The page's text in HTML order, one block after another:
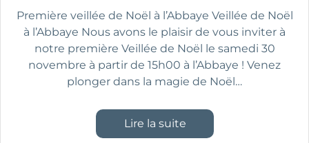
Première veillée de Noël à l’Abbaye Veillée de Noël
à l’Abbaye Nous avons le plaisir de vous inviter à
notre première Veillée de Noël le samedi 30
novembre à partir de 15h00 à l’Abbaye ! Venez
plonger dans la magie de Noël…
Lire la suite